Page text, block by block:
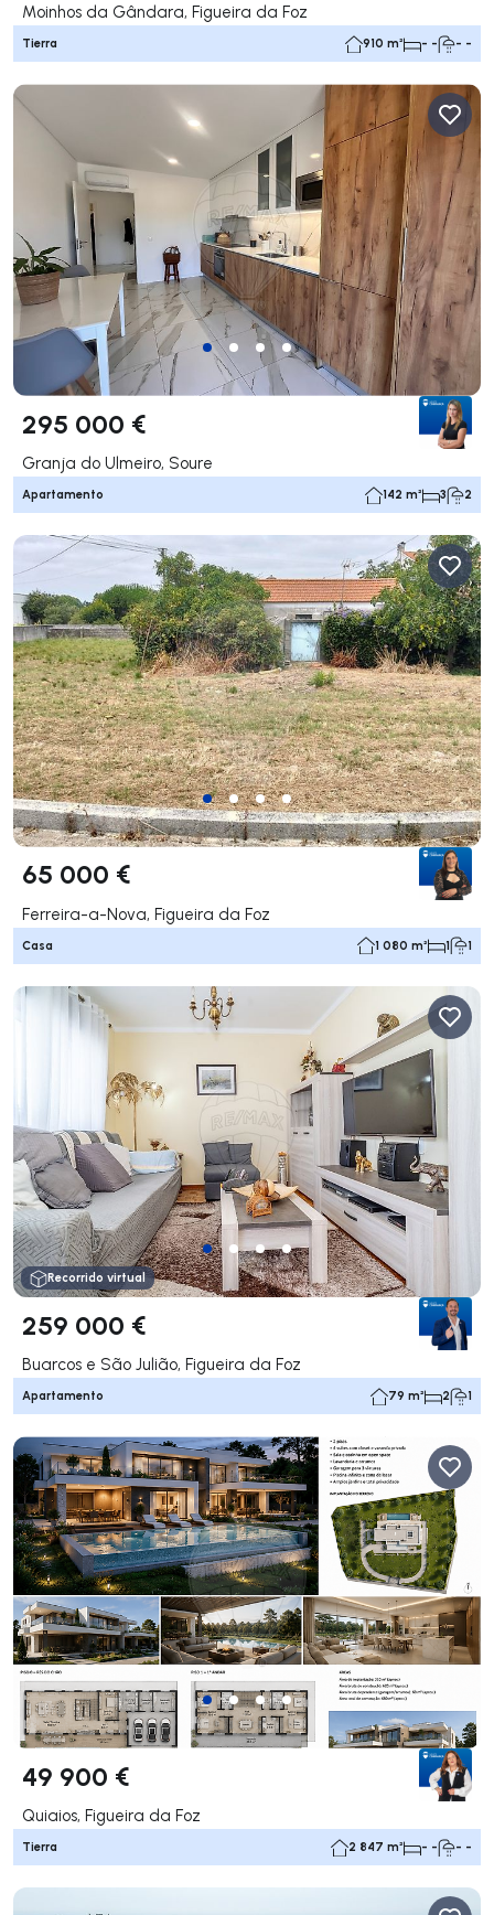
Moinhos da Gândara, Figueira da Foz
Tierra 910 m² - - - -
295 000 €
Granja do Ulmeiro, Soure
Apartamento 142 m² 3 2
65 000 €
Ferreira-a-Nova, Figueira da Foz
Casa 1 080 m² 1 1
Recorrido virtual
259 000 €
Buarcos e São Julião, Figueira da Foz
Apartamento 79 m² 2 1
49 900 €
Quiaios, Figueira da Foz
Tierra 2 847 m² - - - -